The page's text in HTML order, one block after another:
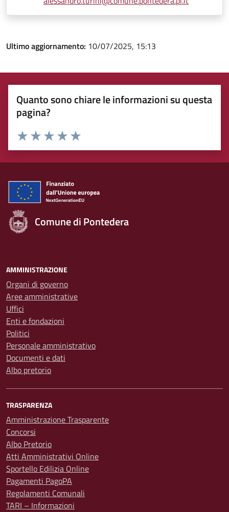
Ultimo aggiornamento: 10/07/2025, 15:13
Quanto sono chiare le informazioni su questa
pagina?
Rating:
Valuta 5 stelle su 5
Valuta 4 stelle su 5
Valuta 3 stelle su 5
Valuta 2 stelle su 5
Valuta 1 stelle su 5
Comune di Pontedera
AMMINISTRAZIONE
Organi di governo
Aree amministrative
Uffici
Enti e fondazioni
Politici
Personale amministrativo
Documenti e dati
Albo pretorio
TRASPARENZA
Amministrazione Trasparente
Concorsi
Albo Pretorio
Atti Amministrativi Online
Sportello Edilizia Online
Pagamenti PagoPA
Regolamenti Comunali
TARI – Informazioni